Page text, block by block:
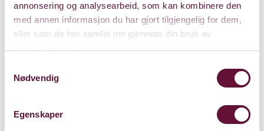
annonsering og analysearbeid, som kan kombinere den
med annen informasjon du har gjort tilgjengelig for dem,
eller som de har samlet inn gjennom din bruk av
Nødvendig
Egenskaper
Gjennom en helhetlig masterplan skal teateret med
hjelp av Sparebankstiftelsen i tillegg styrkes med:
moderne lyd- og lysanlegg
oppgradering av lokaler for teaterskole og barn og unge i 2.
og 3. etasje
denne utvidede satsingen, med særlig vekt på tiltak